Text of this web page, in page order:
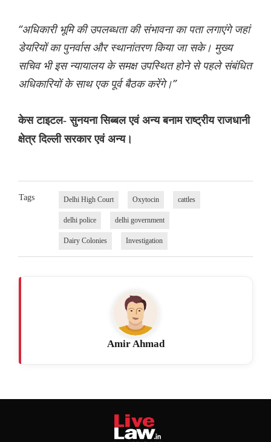
“अधिकारी भूमि की उपलब्धता की संभावना का पता लगाएंगे जहां
डेयरियों का पुनर्वास और स्थानांतरण किया जा सके। मुख्य
सचिव भी इस न्यायालय के समक्ष उपस्थित होने से पहले संबंधित
अधिकारियों के साथ एक पूर्व बैठक करेंगे।”
केस टाइटल- सुनयना सिब्बल एवं अन्य बनाम राष्ट्रीय राजधानी
क्षेत्र दिल्ली सरकार एवं अन्य।
Tags Delhi High Court Oxytocin cattles
delhi police delhi government
Dairy Colonies Investigation
Amir Ahmad